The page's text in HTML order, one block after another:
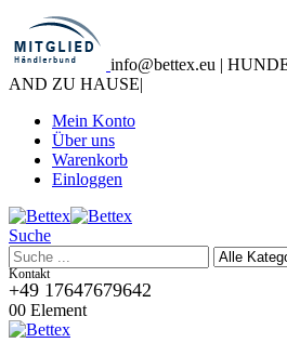
info@bettex.eu |
AND ZU HAUSE|
Mein Konto
Über uns
Warenkorb
Einloggen
Suche
Kontakt
+49 17647679642
00 Element